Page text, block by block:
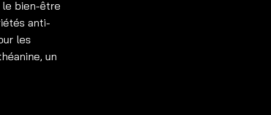
le bien-être
anti-
les
un